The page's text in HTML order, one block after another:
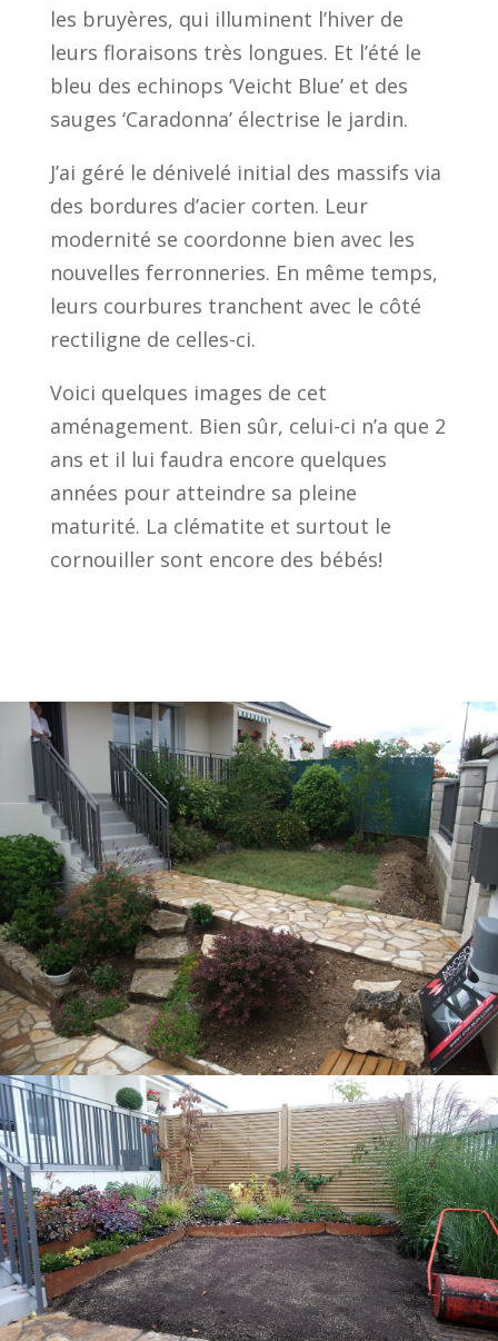
les bruyères, qui illuminent l’hiver de
leurs floraisons très longues. Et l’été le
bleu des echinops ‘Veicht Blue’ et des
sauges ‘Caradonna’ électrise le jardin.
J’ai géré le dénivelé initial des massifs via
des bordures d’acier corten. Leur
modernité se coordonne bien avec les
nouvelles ferronneries. En même temps,
leurs courbures tranchent avec le côté
rectiligne de celles-ci.
Voici quelques images de cet
aménagement. Bien sûr, celui-ci n’a que 2
ans et il lui faudra encore quelques
années pour atteindre sa pleine
maturité. La clématite et surtout le
cornouiller sont encore des bébés!